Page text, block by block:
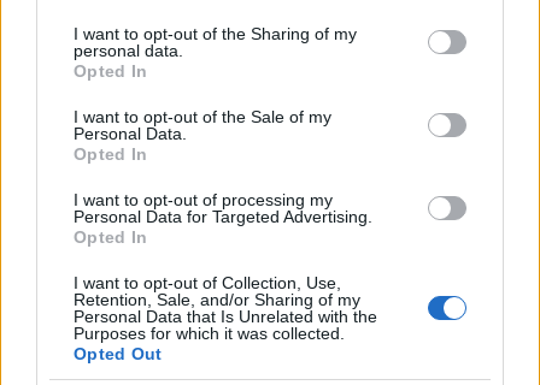
not limited to your visit or usage behaviour. You may click to
grant or deny consent to Google and its third-party tags to
use your data for below specified purposes in below Google
consent section.
I want to opt-out of the Sharing of my
personal data.
Opted In
I want to opt-out of the Sale of my
Personal Data.
Opted In
I want to opt-out of processing my
Personal Data for Targeted Advertising.
Opted In
I want to opt-out of Collection, Use,
Retention, Sale, and/or Sharing of my
Personal Data that Is Unrelated with the
Purposes for which it was collected.
Opted Out
Beurscrash in Zuid-Korea: beleggers verliezen
miljoenen door riskante beleggingsstrategieën
Een groeiende groep Zuid-Koreanen ziet beleggen als een manier om
hun financiële toekomst veilig te stellen, maar riskante
beleggingsstrategieën leiden tot zware…